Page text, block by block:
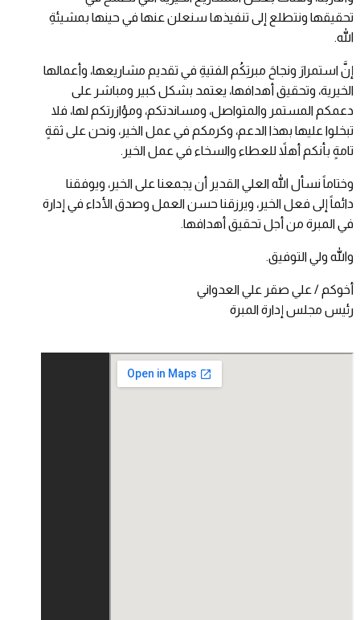
تحقيقها ونتطلع إلى تنفيذها سنعلن عنها في حينها بمشيئةِ
الله.
إنَّ استمرارَ ونجاحَ مبرتِكُم الفتيةِ في تقديم مشاريعها، وأعمالها
الخيرية، وتحقيق أهدافها، يعتمد بشكل كبير ومباشر على
دعمكم المستمر والمتواصل، ومساندتكم، ومؤازرتكم لها، فلا
تبخلوا عليها بهذا الدعم، وكرمكم في عمل الخير، ونحن على ثقةٍ
تامةٍ بأنكم أهلاً للعطاء والسخاء في عمل الخير.
وختاماً نسأل الله العلي القدير أن يجمعنا على الخير، ويوفقنا
دائماً إلى فعل الخير، ويرزقنا حسن العمل وصدق الأداء في إدارة
في المبرة من أجل تحقيق أهدافها.
والله ولي التوفيق.
أخوكم / علي صقر علي العدواني
رئيس مجلس إدارة المبرة